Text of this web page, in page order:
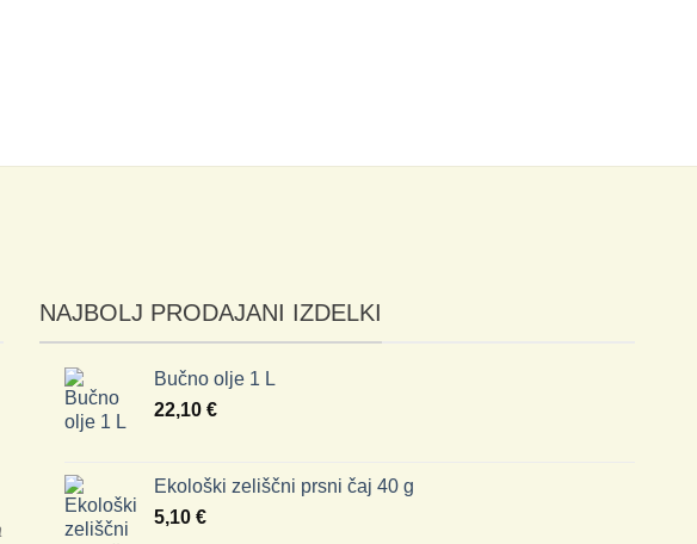
NAJBOLJ PRODAJANI IZDELKI
Bučno olje 1 L
22,10 €
Ekološki zeliščni prsni čaj 40 g
5,10 €